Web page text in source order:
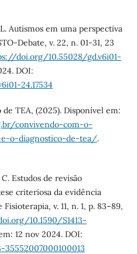
Autismos em uma perspectiva
Debate, v. 22, n. 01-31, 23
doi.org/10.55028/gd.v6i01-
DOI:
24.17534
TEA, (2025). Disponível em:
convivendo-com-o-
o-diagnostico-de-tea/.
Estudos de revisão
criteriosa da evidência
v. 11, n. 1, p. 83–89,
10.1590/S1413-
12 nov 2024. DOI: